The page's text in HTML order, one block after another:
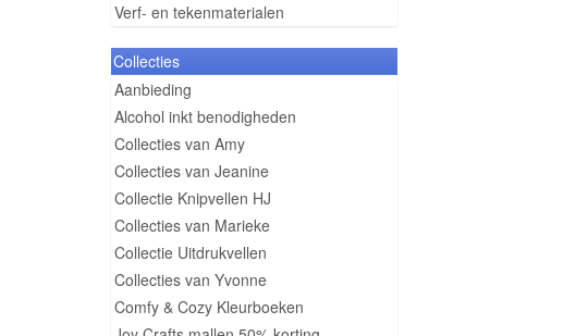
Verf- en tekenmaterialen
Collecties
Aanbieding
Alcohol inkt benodigheden
Collecties van Amy
Collecties van Jeanine
Collectie Knipvellen HJ
Collecties van Marieke
Collectie Uitdrukvellen
Collecties van Yvonne
Comfy & Cozy Kleurboeken